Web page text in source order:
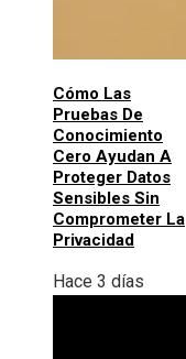
Cómo Las
Pruebas De
Conocimiento
Cero Ayudan A
Proteger Datos
Sensibles Sin
Comprometer La
Privacidad
Hace 3 días